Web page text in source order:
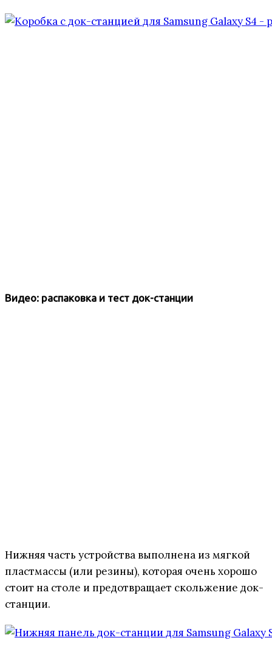
Видео: распаковка и тест док-станции
Нижняя часть устройства выполнена из мягкой
пластмассы (или резины), которая очень хорошо
стоит на столе и предотвращает скольжение док-
станции.